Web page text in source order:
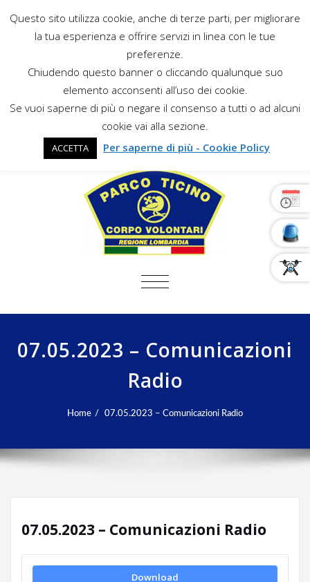
COMMUTA NAVIGAZIONE
07.05.2023 – Comunicazioni
Radio
Home 07.05.2023 – Comunicazioni Radio
07.05.2023 – Comunicazioni Radio
Download
Questo sito utilizza cookie, anche di terze parti, per migliorare
la tua esperienza e offrire servizi in linea con le tue
preferenze.
Chiudendo questo banner o cliccando qualunque suo
elemento acconsenti all’uso dei cookie.
Se vuoi saperne di più o negare il consenso a tutti o ad alcuni
cookie vai alla sezione.
ACCETTA Per saperne di più - Cookie Policy